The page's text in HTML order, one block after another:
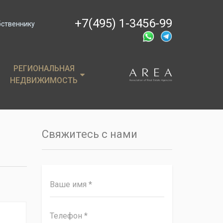
+7(495) 1-3456-99
РЕГИОНАЛЬНАЯ
НЕДВИЖИМОСТЬ
РЕГИОНАЛЬНАЯ
НЕДВИЖИМОСТЬ
Свяжитесь с нами